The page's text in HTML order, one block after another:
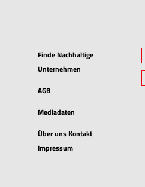
Finde Nachhaltige
Unternehmen
AGB
Mediadaten
Über uns Kontakt
Impressum